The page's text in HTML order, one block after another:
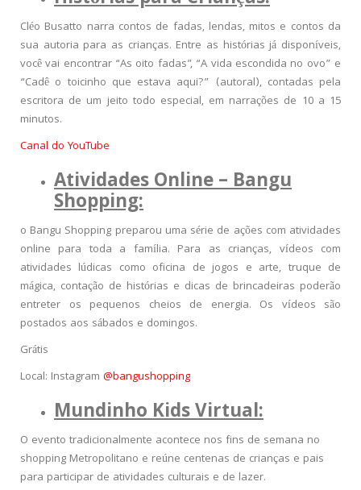
Cléo Busatto narra contos de fadas, lendas, mitos e contos da
sua autoria para as crianças. Entre as histórias já disponíveis,
você vai encontrar “As oito fadas”, “A vida escondida no ovo” e
“Cadê o toicinho que estava aqui?” (autoral), contadas pela
escritora de um jeito todo especial, em narrações de 10 a 15
minutos.
Canal do YouTube
Atividades Online – Bangu
Shopping:
o Bangu Shopping preparou uma série de ações com atividades
online para toda a família. Para as crianças, vídeos com
atividades lúdicas como oficina de jogos e arte, truque de
mágica, contação de histórias e dicas de brincadeiras poderão
entreter os pequenos cheios de energia. Os vídeos são
postados aos sábados e domingos.
Grátis
Local: Instagram @bangushopping
Mundinho Kids Virtual:
O evento tradicionalmente acontece nos fins de semana no
shopping Metropolitano e reúne centenas de crianças e pais
para participar de atividades culturais e de lazer.